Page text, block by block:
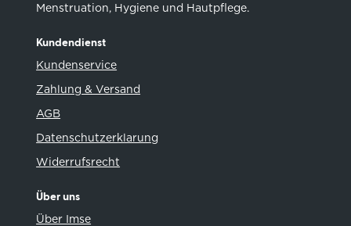
Menstruation, Hygiene und Hautpflege.
Kundendienst
Kundenservice
Zahlung & Versand
AGB
Datenschutzerklarung
Widerrufsrecht
Über uns
Über Imse